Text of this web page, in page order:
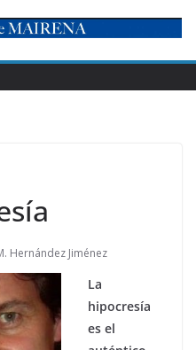
Hernández Jiménez
La
hipocresía
es el